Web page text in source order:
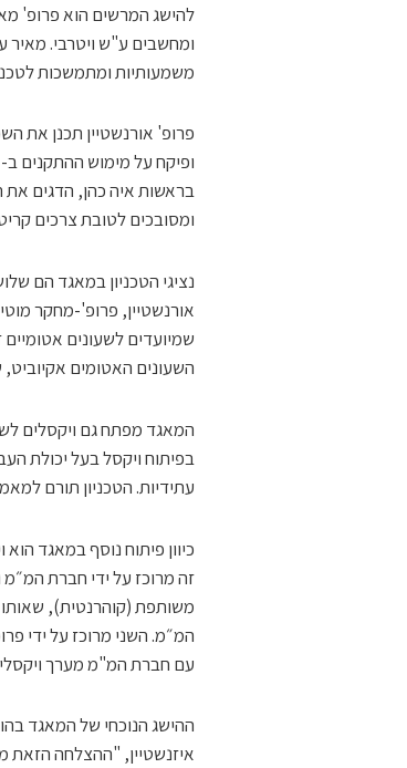
להישג המרשים הוא פרופ'
ומחשבים ע"ש ויטרבי. מאיר
משמעותיות ומתמשכות
בראשות איה כהן, הדגים את
ומסובכים לטובת צרכים
נציגי הטכניון במאגד הם
אורנשטיין, פרופ'-מחקר מוטי
שמיועדים לשעונים
השעונים האטומים
בפיתוח ויקסל בעל יכולת
עתידיות. הטכניון תורם
כיוון פיתוח נוסף במאגד
זה מרוכז על ידי חברת המ״מ
משותפת (קוהרנטית), שאותו
המ״מ. השני מרוכז על ידי
עם חברת המ"מ מערך
ההישג הנוכחי של המאגד
איזנשטיין, "ההצלחה הזאת